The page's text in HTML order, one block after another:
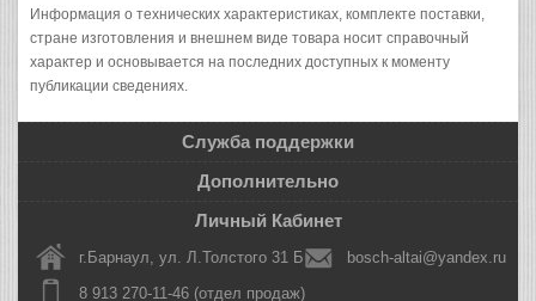
Информация о технических характеристиках, комплекте поставки,
стране изготовления и внешнем виде товара носит справочный
характер и основывается на последних доступных к моменту
публикации сведениях.
Служба поддержки
Дополнительно
Личный Кабинет
г.Барнаул, ул. Л.Толстого 31 Б
bosch-altai@yandex.ru
8 913 270-11-46 (отдел продаж)